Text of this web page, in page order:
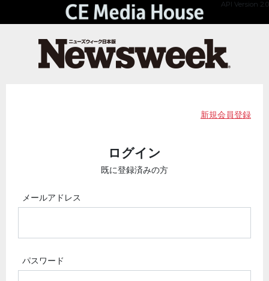
API Version 2.0
新規会員登録
ログイン
既に登録済みの方
メールアドレス
パスワード